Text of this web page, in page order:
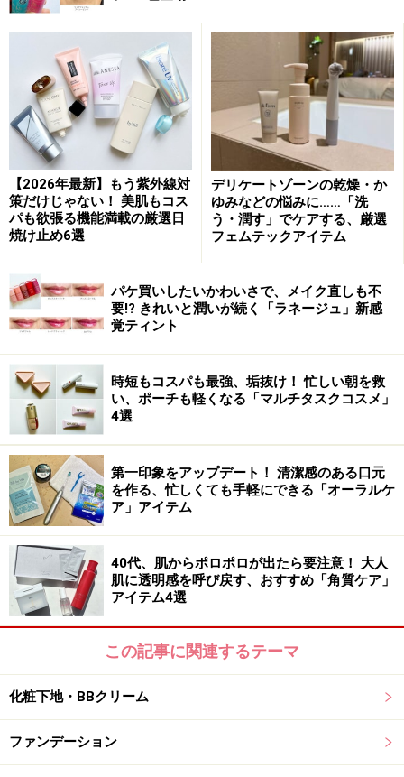
く軽いのに肌をしっかり守る！
ディオール スノー UVシールド トーンアッ
プ 50+ SPF50+/PA+++ 30ml（税込6930円）
瞬時にトーンアップした肌を叶える日焼け止め乳液。気
になる紫外線A・B波をはじめ、ブルーライトや赤外線は
もちろん、8時間にわたり、肌を保湿しながら色素沈着
や光老化からも肌を守ってくれます。さらに、エーデル
される酸化ストレスの影響からもしっかり守る！ 高機能
かつ、つけているのを忘れてしまうほど、軽くみずみず
しいテクスチャーも魅力です。
素肌がキレイになったかのように思わせてくれる仕上が
りも本当に嬉しい！ これだけでベースメイクを終わらせ
ればマスクへの色移りも気にならず、肌はキレイといい
ことづくしです。
DATA：ディオール スノー UVシールド トーンアッ
プ 50+ SPF50+/PA+++ 30ml（税込6930円）
2：紫外線を浴びるとキャップの色が変化！
乾燥連鎖に着目した日焼け止め
高い紫外線カット効果に加えて、保湿力も一日中続く高
【2026年最新】もう紫外線対
策だけじゃない！ 美肌もコス
パも欲張る機能満載の厳選日
焼け止め6選
デリケートゾーンの乾燥・か
ゆみなどの悩みに……「洗
う・潤す」でケアする、厳選
フェムテックアイテム
パケ買いしたいかわいさで、メイク直しも不
要!? きれいと潤いが続く「ラネージュ」新感
覚ティント
時短もコスパも最強、垢抜け！ 忙しい朝を救
い、ポーチも軽くなる「マルチタスクコスメ」
4選
第一印象をアップデート！ 清潔感のある口元
を作る、忙しくても手軽にできる「オーラルケ
ア」アイテム
40代、肌からポロポロが出たら要注意！ 大人
肌に透明感を呼び戻す、おすすめ「角質ケア」
アイテム4選
この記事に関連するテーマ
化粧下地・BBクリーム
ファンデーション